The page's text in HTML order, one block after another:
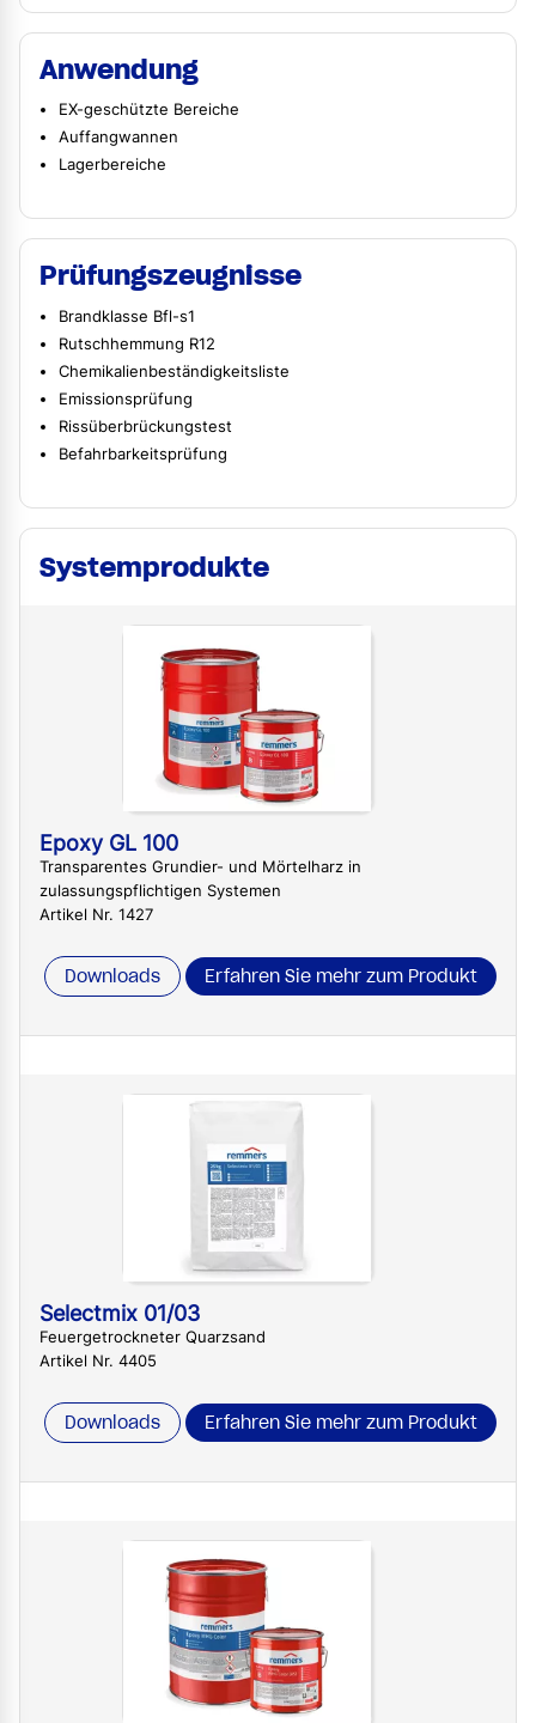
Anwendung
EX-geschützte Bereiche
Auffangwannen
Lagerbereiche
Prüfungszeugnisse
Brandklasse Bfl-s1
Rutschhemmung R12
Chemikalienbeständigkeitsliste
Emissionsprüfung
Rissüberbrückungstest
Befahrbarkeitsprüfung
Systemprodukte
Epoxy GL 100
Transparentes Grundier- und Mörtelharz in
zulassungspflichtigen Systemen
Artikel Nr. 1427
Downloads Erfahren Sie mehr zum Produkt
Selectmix 01/03
Feuergetrockneter Quarzsand
Artikel Nr. 4405
Downloads Erfahren Sie mehr zum Produkt